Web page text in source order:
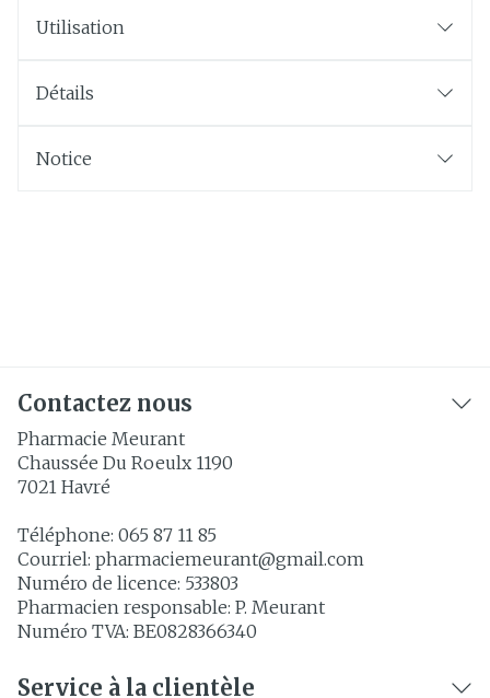
Utilisation
Détails
Notice
Contactez nous
Pharmacie Meurant
Chaussée Du Roeulx 1190
7021 Havré
Téléphone: 065 87 11 85
Courriel: pharmaciemeurant@gmail.com
Numéro de licence: 533803
Pharmacien responsable: P. Meurant
Numéro TVA: BE0828366340
Service à la clientèle